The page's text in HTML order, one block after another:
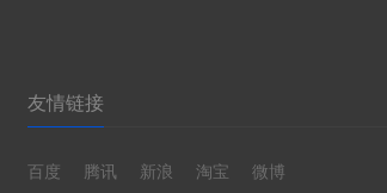
友情链接
百度 腾讯 新浪 淘宝 微博